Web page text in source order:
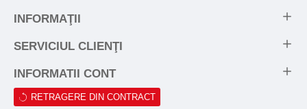
INFORMAŢII
SERVICIUL CLIENŢI
INFORMATII CONT
RETRAGERE DIN CONTRACT